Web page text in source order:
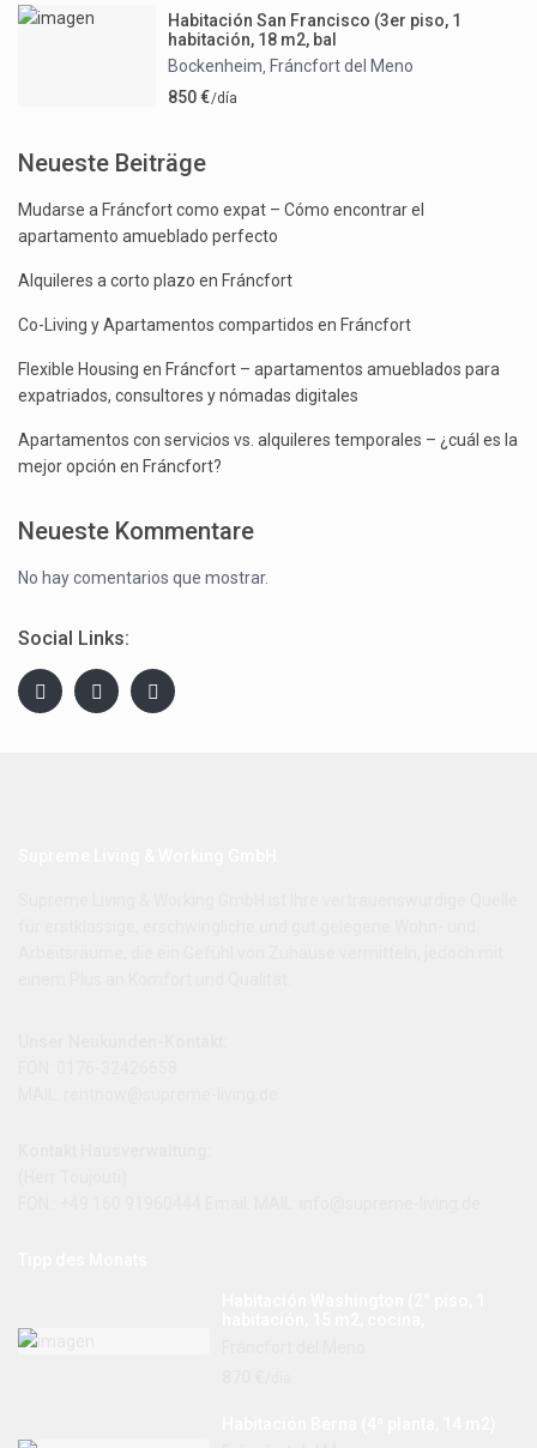
Habitación San Francisco (3er piso, 1
habitación, 18 m2, bal
Bockenheim, Fráncfort del Meno
850 €/día
Neueste Beiträge
Mudarse a Fráncfort como expat – Cómo encontrar el
apartamento amueblado perfecto
Alquileres a corto plazo en Fráncfort
Co-Living y Apartamentos compartidos en Fráncfort
Flexible Housing en Fráncfort – apartamentos amueblados para
expatriados, consultores y nómadas digitales
Apartamentos con servicios vs. alquileres temporales – ¿cuál es la
mejor opción en Fráncfort?
Neueste Kommentare
No hay comentarios que mostrar.
Social Links: